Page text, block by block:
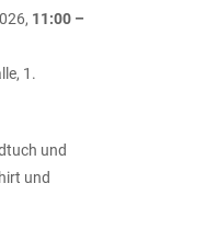
11:00 –
1.
und
und